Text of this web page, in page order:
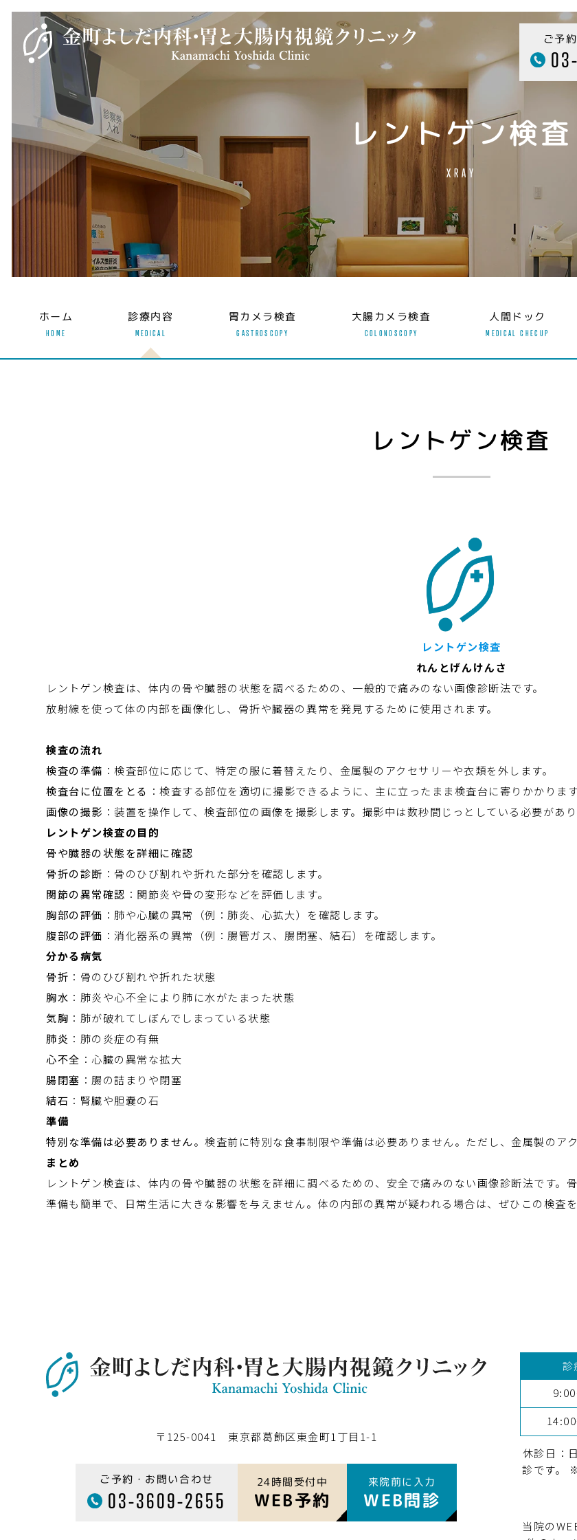
ご予
レントゲン検査
XRAY
ホーム
HOME
診療内容
MEDICAL
胃カメラ検査
GASTROSCOPY
大腸カメラ検査
COLONOSCOPY
人間ドック
MEDICAL CHECUP
レントゲン検査
レントゲン検査
れんとげんけんさ
レントゲン検査は、体内の骨や臓器の状態を調べるための、一般的で痛みのない画像診断法です。
放射線を使って体の内部を画像化し、骨折や臓器の異常を発見するために使用されます。
検査の流れ
検査の準備 ：検査部位に応じて、特定の服に着替えたり、金属製のアクセサリーや衣類を外します。
検査台に位置をとる ：検査する部位を適切に撮影できるように、主に立ったまま検査台に寄りかかります
画像の撮影 ：装置を操作して、検査部位の画像を撮影します。撮影中は数秒間じっとしている必要があり
レントゲン検査の目的
骨や臓器の状態を詳細に確認
骨折の診断 ：骨のひび割れや折れた部分を確認します。
関節の異常確認 ：関節炎や骨の変形などを評価します。
胸部の評価 ：肺や心臓の異常（例：肺炎、心拡大）を確認します。
腹部の評価 ：消化器系の異常（例：腸管ガス、腸閉塞、結石）を確認します。
分かる病気
骨折 ：骨のひび割れや折れた状態
胸水 ：肺炎や心不全により肺に水がたまった状態
気胸 ：肺が破れてしぼんでしまっている状態
肺炎 ：肺の炎症の有無
心不全 ：心臓の異常な拡大
腸閉塞 ：腸の詰まりや閉塞
結石 ：腎臓や胆嚢の石
準備
特別な準備は必要ありません。検査前に特別な食事制限や準備は必要ありません。ただし、金属製のア
まとめ
レントゲン検査は、体内の骨や臓器の状態を詳細に調べるための、安全で痛みのない画像診断法です。
準備も簡単で、日常生活に大きな影響を与えません。体の内部の異常が疑われる場合は、ぜひこの検査
〒125-0041 東京都葛飾区東金町1丁目1-1
ご予約・お問い合わせ
03-3609-2655
24時間受付中
WEB予約
来院前に入力
WEB問診
診
休診日：
診です。
当院の